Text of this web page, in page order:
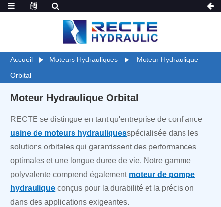
Accueil Moteurs Hydrauliques
Moteur Hydraulique
Orbital
Moteur Hydraulique Orbital
RECTE se distingue en tant qu'entreprise de confiance
usine de moteurs hydrauliquesspécialisée dans les
solutions orbitales qui garantissent des performances
optimales et une longue durée de vie. Notre gamme
polyvalente comprend également moteur de pompe
hydraulique conçus pour la durabilité et la précision
dans des applications exigeantes.